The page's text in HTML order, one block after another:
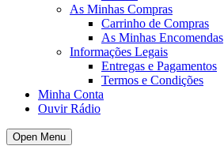
As Minhas Compras
Carrinho de Compras
As Minhas Encomendas
Informações Legais
Entregas e Pagamentos
Termos e Condições
Minha Conta
Ouvir Rádio
Open Menu